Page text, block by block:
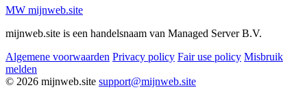
MW mijnweb.site
mijnweb.site is een handelsnaam van Managed Server B.V.
Algemene voorwaarden Privacy policy Fair use policy Misbruik
melden
© 2026 mijnweb.site support@mijnweb.site